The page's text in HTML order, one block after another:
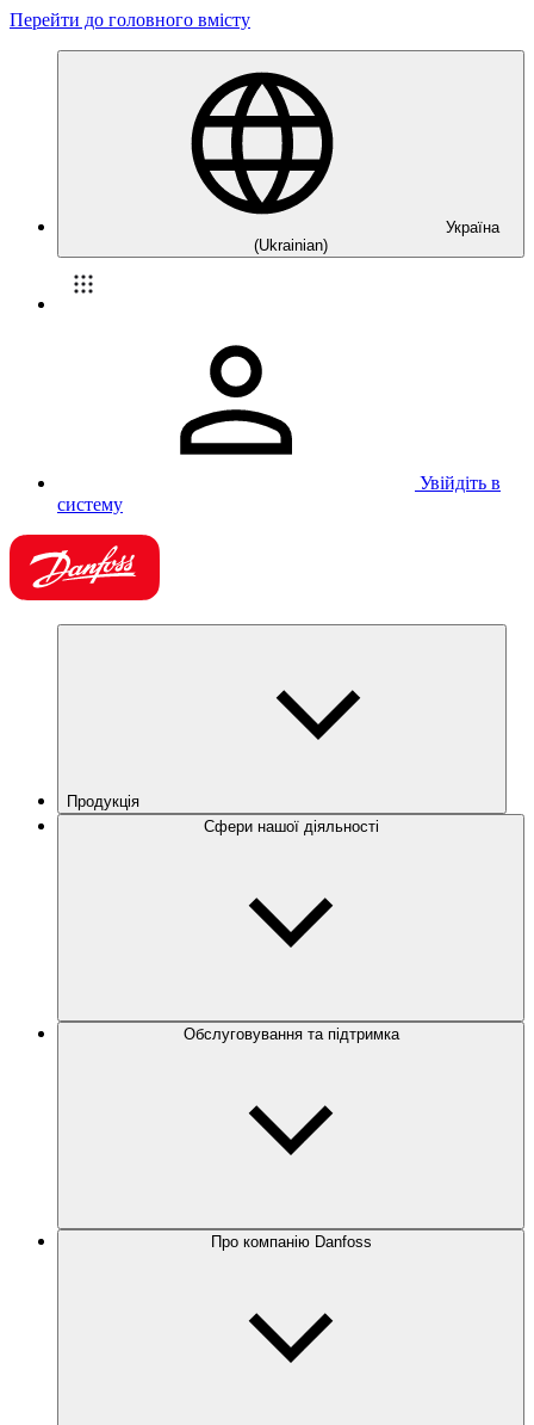
Перейти до головного вмісту
Україна
(Ukrainian)
Увійдіть в
систему
Продукція
Сфери нашої діяльності
Обслуговування та підтримка
Про компанію Danfoss